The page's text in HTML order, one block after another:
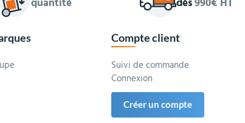
quantité dès990€ HT
Compte client
Suivi de commande
Connexion
Créer un compte